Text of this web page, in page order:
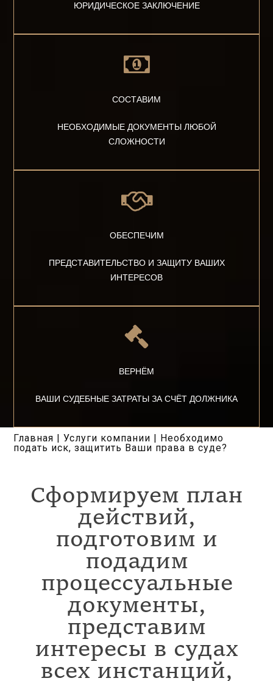
ЮРИДИЧЕСКОЕ ЗАКЛЮЧЕНИЕ
СОСТАВИМ
НЕОБХОДИМЫЕ ДОКУМЕНТЫ ЛЮБОЙ
СЛОЖНОСТИ
ОБЕСПЕЧИМ
ПРЕДСТАВИТЕЛЬСТВО И ЗАЩИТУ ВАШИХ
ИНТЕРЕСОВ
ВЕРНЁМ
ВАШИ СУДЕБНЫЕ ЗАТРАТЫ ЗА СЧЁТ ДОЛЖНИКА
Главная |Услуги компании
Необходимо
подать иск, защитить Ваши права в суде?
Сформируем план
действий,
подготовим и
подадим
процессуальные
документы,
представим
интересы в судах
всех инстанций,